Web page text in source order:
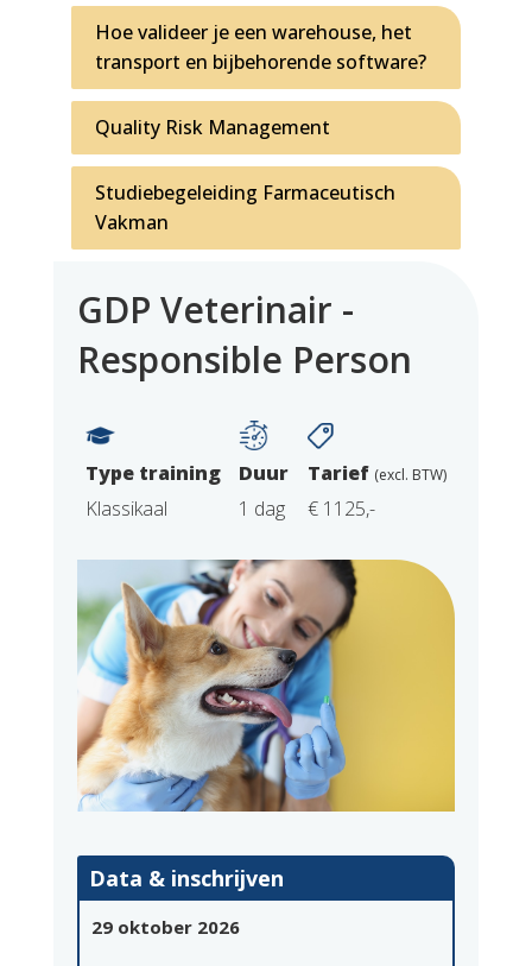
Hoe valideer je een warehouse, het
transport en bijbehorende software?
Quality Risk Management
Studiebegeleiding Farmaceutisch
Vakman
GDP Veterinair -
Responsible Person
Type training
Klassikaal
Duur
1 dag
Tarief (excl. BTW)
€ 1125,-
Data & inschrijven
29 oktober 2026